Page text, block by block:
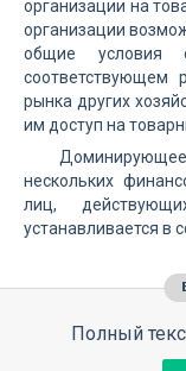
организации на
организации
общие условия
соответствующем
рынка других
им доступ на
нескольких
лиц,
устанавливается в
Полный